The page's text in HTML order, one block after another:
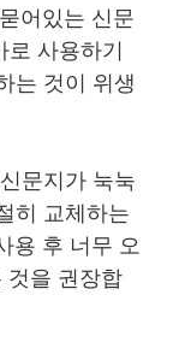
어있는 신문
로 사용하기
는 것이 위생
문지가 눅눅
히 교체하는
용 후 너무 오
것을 권장합